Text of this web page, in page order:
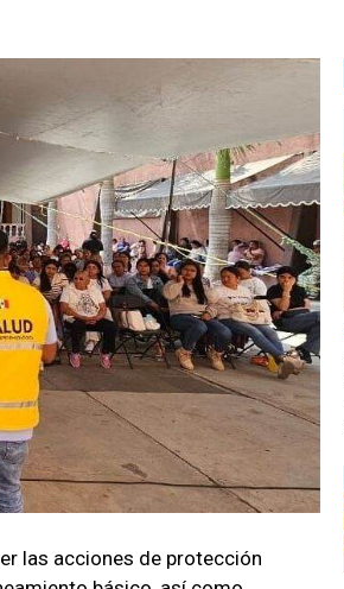
las acciones de protección